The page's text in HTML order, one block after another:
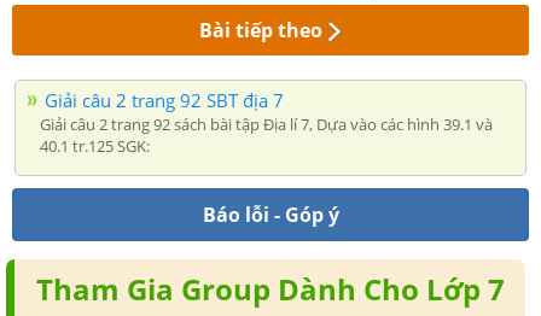
Bài tiếp theo
Giải câu 2 trang 92 SBT địa 7
Giải câu 2 trang 92 sách bài tập Địa lí 7, Dựa vào các hình 39.1 và
40.1 tr.125 SGK:
Báo lỗi - Góp ý
Tham Gia Group Dành Cho Lớp 7